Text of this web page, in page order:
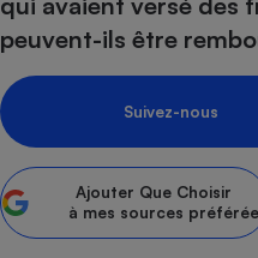
peuvent-ils être
Suivez-nous
Ajouter Que Choisir
à mes sources
Choisir son fioul
Choisir son pellet
Comparateur